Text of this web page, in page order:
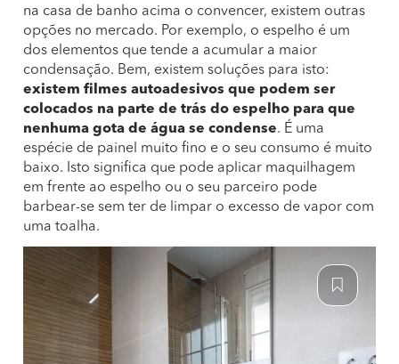
na casa de banho acima o convencer, existem outras
opções no mercado. Por exemplo, o espelho é um
dos elementos que tende a acumular a maior
condensação. Bem, existem soluções para isto:
existem filmes autoadesivos que podem ser
colocados na parte de trás do espelho para que
nenhuma gota de água se condense. É uma
espécie de painel muito fino e o seu consumo é muito
baixo. Isto significa que pode aplicar maquilhagem
em frente ao espelho ou o seu parceiro pode
barbear-se sem ter de limpar o excesso de vapor com
uma toalha.